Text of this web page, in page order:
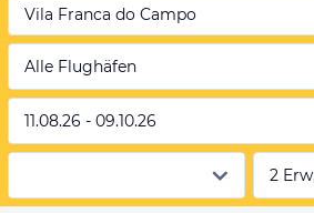
Vila Franca do Campo
Alle Flughäfen
11.08.26 - 09.10.26
2